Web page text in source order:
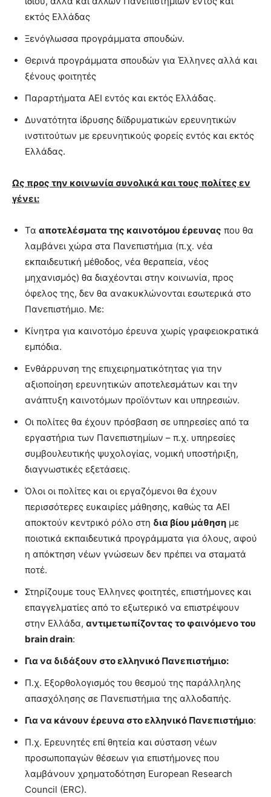
εκτός Ελλάδας
Ξενόγλωσσα προγράμματα σπουδών.
Θερινά προγράμματα σπουδών για Έλληνες αλλά και
ξένους φοιτητές
Παραρτήματα ΑΕΙ εντός και εκτός Ελλάδας.
Δυνατότητα ίδρυσης διϊδρυματικών ερευνητικών
ινστιτούτων με ερευνητικούς φορείς εντός και εκτός
Ελλάδας.
Ως προς την κοινωνία συνολικά και τους πολίτες εν
γένει:
Τα αποτελέσματα της καινοτόμου έρευνας που θα
λαμβάνει χώρα στα Πανεπιστήμια (π.χ. νέα
εκπαιδευτική μέθοδος, νέα θεραπεία, νέος
μηχανισμός) θα διαχέονται στην κοινωνία, προς
όφελος της, δεν θα ανακυκλώνονται εσωτερικά στο
Πανεπιστήμιο. Με:
Κίνητρα για καινοτόμο έρευνα χωρίς γραφειοκρατικά
εμπόδια.
Ενθάρρυνση της επιχειρηματικότητας για την
αξιοποίηση ερευνητικών αποτελεσμάτων και την
ανάπτυξη καινοτόμων προϊόντων και υπηρεσιών.
Οι πολίτες θα έχουν πρόσβαση σε υπηρεσίες από τα
εργαστήρια των Πανεπιστημίων – π.χ. υπηρεσίες
συμβουλευτικής ψυχολογίας, νομική υποστήριξη,
διαγνωστικές εξετάσεις.
Όλοι οι πολίτες και οι εργαζόμενοι θα έχουν
περισσότερες ευκαιρίες μάθησης, καθώς τα ΑΕΙ
αποκτούν κεντρικό ρόλο στη δια βίου μάθηση με
ποιοτικά εκπαιδευτικά προγράμματα για όλους, αφού
η απόκτηση νέων γνώσεων δεν πρέπει να σταματά
ποτέ.
Στηρίζουμε τους Έλληνες φοιτητές, επιστήμονες και
επαγγελματίες από το εξωτερικό να επιστρέψουν
στην Ελλάδα, αντιμετωπίζοντας το φαινόμενο του
braindrain:
Για να διδάξουν στο ελληνικό Πανεπιστήμιο:
Π.χ. Εξορθολογισμός του θεσμού της παράλληλης
απασχόλησης σε Πανεπιστήμια της αλλοδαπής.
Για να κάνουν έρευνα στο ελληνικό Πανεπιστήμιο:
Π.χ. Ερευνητές επί θητεία και σύσταση νέων
προσωποπαγών θέσεων για επιστήμονες που
λαμβάνουν χρηματοδότηση European Research
Council (ERC).